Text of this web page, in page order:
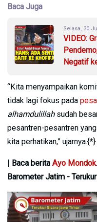
Baca Juga
Selasa, 30
VIDEO:
Negatif
“Kita menyampaikan
tidak lagi fokus pada
alhamdulillahsudah
pesantren-pesantren
kita perhatikan,” ujarnya.{*}
| Baca beritaAyo Mondok
Barometer Jatim -